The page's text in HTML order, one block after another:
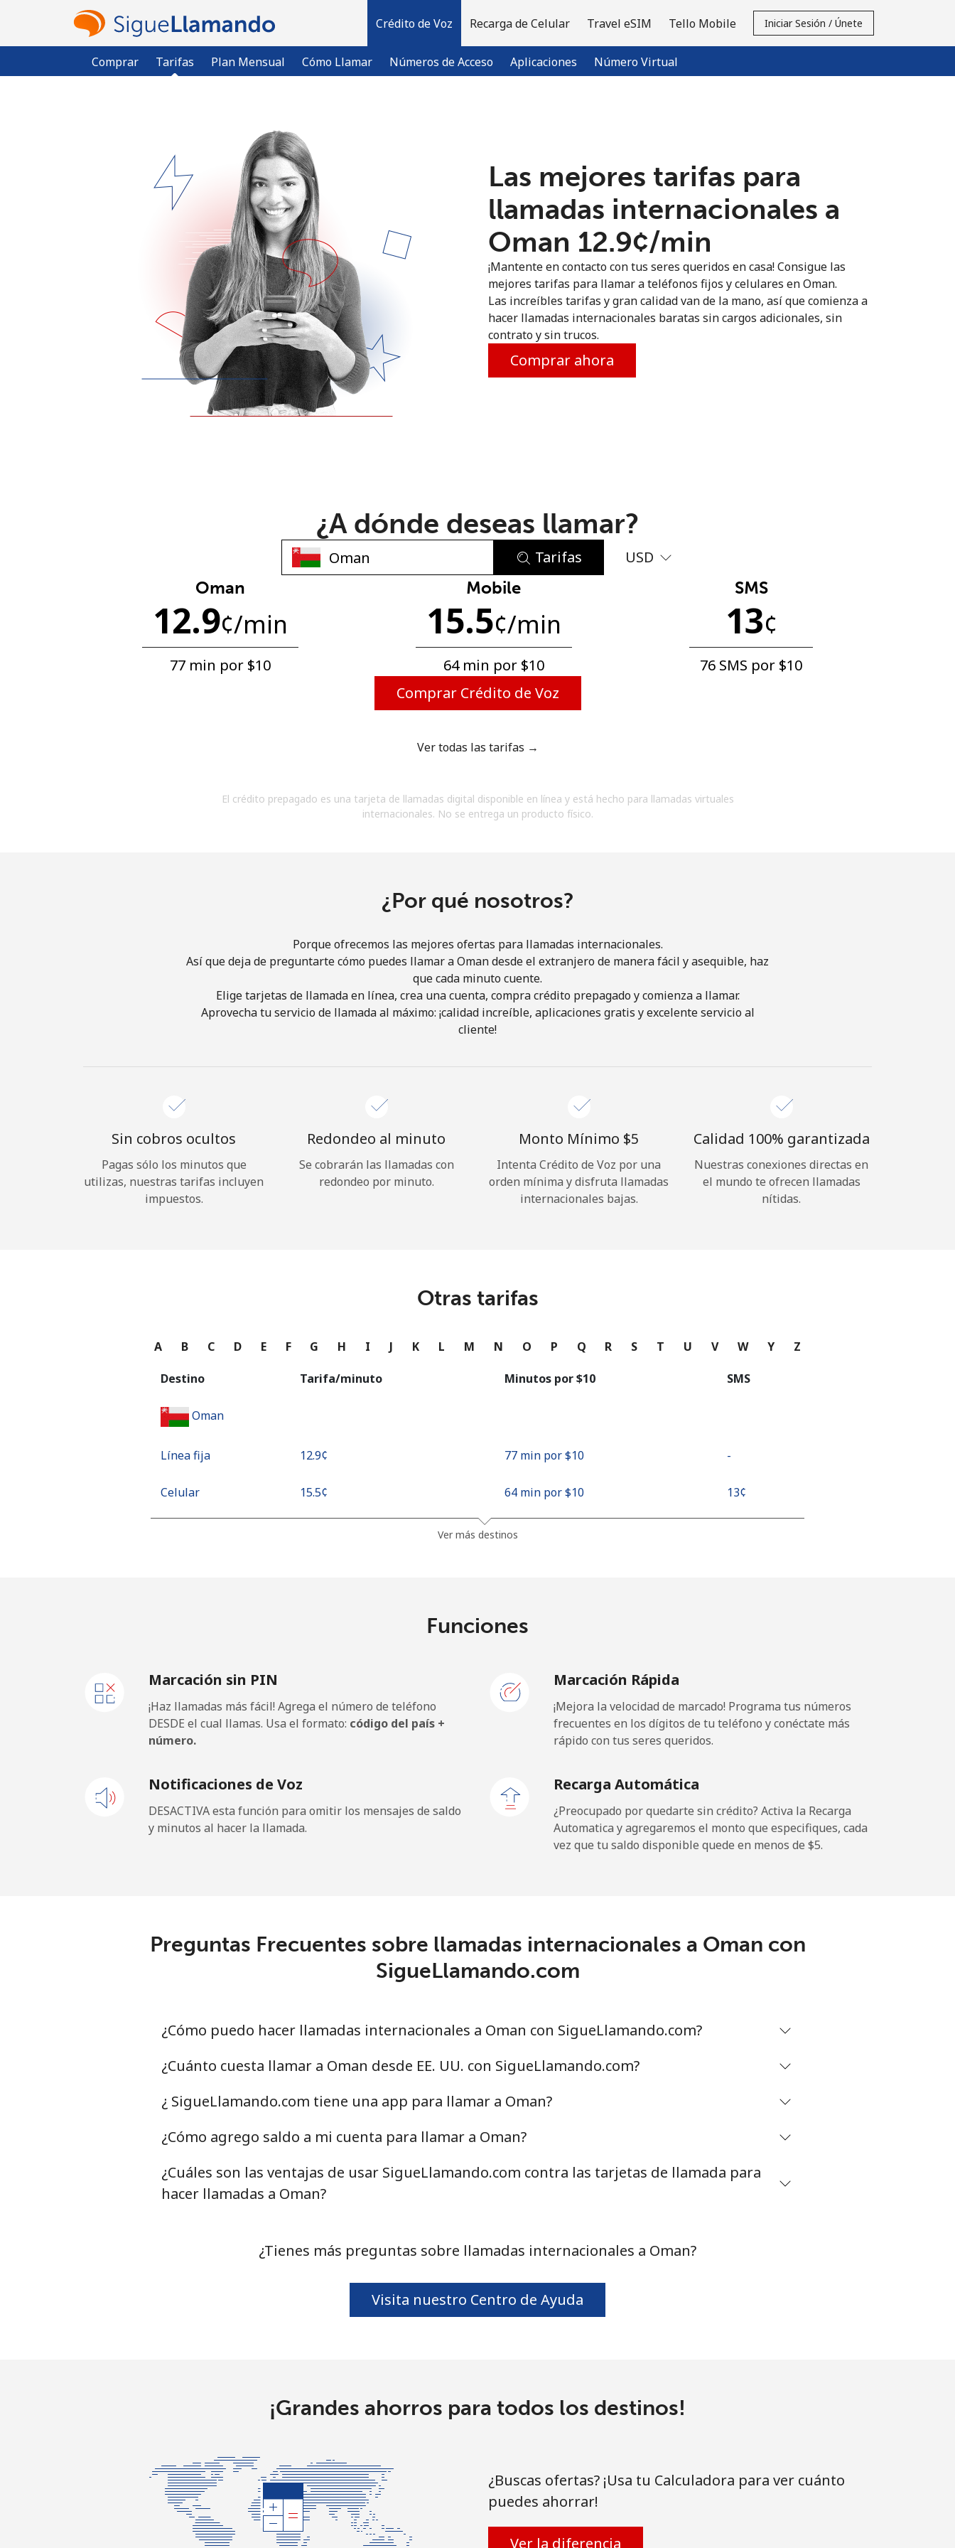
Crédito de Voz
Comprar Tarifas Plan Mensual Cómo Llamar Números de Acceso Aplicaciones Número Virtual
Recarga de Celular Travel eSIM Tello Mobile Iniciar Sesión / Únete
Inicia sesión →
Regístrate con
No se ha creado una contraseña
Mínimo 8 caracteres
Una letra mayúscula y una minúscula
Un caracter especial
ofertas.
Únete
¡Hola!
¿Olvidaste tu contraseña? →
Continuar con
Las mejores tarifas para
llamadas internacionales a
Oman ⁦12.9¢⁩/min
¡Mantente en contacto con tus seres queridos en casa! Consigue las
mejores tarifas para llamar a teléfonos fijos y celulares en Oman.
Las increíbles tarifas y gran calidad van de la mano, así que comienza a
hacer llamadas internacionales baratas sin cargos adicionales, sin
contrato y sin trucos.
Comprar ahora
¿A dónde deseas llamar?
Tarifas USD
Oman
12.9¢/min
77 min por ⁦$10⁩
Mobile
15.5¢/min
64 min por ⁦$10⁩
SMS
13¢
76 SMS por ⁦$10⁩
Comprar Crédito de Voz
Ver todas las tarifas →
El crédito prepagado es una tarjeta de llamadas digital disponible en línea y está hecho para llamadas virtuales
internacionales. No se entrega un producto físico.
¿Por qué nosotros?
Porque ofrecemos las mejores ofertas para llamadas internacionales.
Así que deja de preguntarte cómo puedes llamar a Oman desde el extranjero de manera fácil y asequible, haz
que cada minuto cuente.
Elige tarjetas de llamada en línea, crea una cuenta, compra crédito prepagado y comienza a llamar.
Aprovecha tu servicio de llamada al máximo: ¡calidad increíble, aplicaciones gratis y excelente servicio al
cliente!
Sin cobros ocultos
Pagas sólo los minutos que
utilizas, nuestras tarifas incluyen
impuestos.
Redondeo al minuto
Se cobrarán las llamadas con
redondeo por minuto.
Monto Mínimo ⁦$5⁩
Intenta Crédito de Voz por una
orden mínima y disfruta llamadas
internacionales bajas.
Calidad 100% garantizada
Nuestras conexiones directas en
el mundo te ofrecen llamadas
nítidas.
Otras tarifas
A B C D E F G H I J K L M N O P Q R S T U V W Y Z
Destino Tarifa/minuto Minutos por ⁦$10⁩ SMS
Oman
Línea fija ⁦12.9¢⁩ 77 min por ⁦$10⁩ -
Celular ⁦15.5¢⁩ 64 min por ⁦$10⁩ ⁦13¢⁩
Ver más destinos
Funciones
Marcación sin PIN
¡Haz llamadas más fácil! Agrega el número de teléfono
DESDE el cual llamas. Usa el formato: código del país +
número.
Marcación Rápida
¡Mejora la velocidad de marcado! Programa tus números
frecuentes en los dígitos de tu teléfono y conéctate más
rápido con tus seres queridos.
Notificaciones de Voz
DESACTIVA esta función para omitir los mensajes de saldo
y minutos al hacer la llamada.
Recarga Automática
¿Preocupado por quedarte sin crédito? Activa la Recarga
Automatica y agregaremos el monto que especifiques, cada
vez que tu saldo disponible quede en menos de ⁦$5⁩.
Preguntas Frecuentes sobre llamadas internacionales a Oman con
SigueLlamando.com
¿Cómo puedo hacer llamadas internacionales a Oman con SigueLlamando.com?
¿Cuánto cuesta llamar a Oman desde EE. UU. con SigueLlamando.com?
¿ SigueLlamando.com tiene una app para llamar a Oman?
¿Cómo agrego saldo a mi cuenta para llamar a Oman?
¿Cuáles son las ventajas de usar SigueLlamando.com contra las tarjetas de llamada para
hacer llamadas a Oman?
¿Tienes más preguntas sobre llamadas internacionales a Oman?
Visita nuestro Centro de Ayuda
¡Grandes ahorros para todos los destinos!
¿Buscas ofertas? ¡Usa tu Calculadora para ver cuánto
puedes ahorrar!
Ver la diferencia